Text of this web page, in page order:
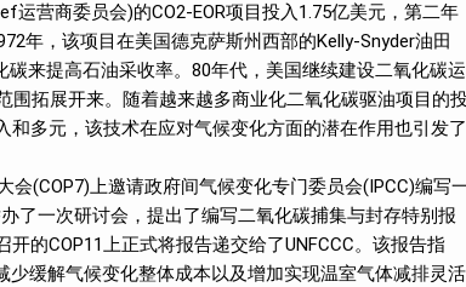
运营商委员会)的CO2-EOR项目投入1.75亿美元，第二年
年，该项目在美国德克萨斯州西部的Kelly-Snyder油田
来提高石油采收率。80年代，美国继续建设二氧化碳运
围拓展开来。随着越来越多商业化二氧化碳驱油项目的
多元，该技术在应对气候变化方面的潜在作用也引发了
(COP7)上邀请政府间气候变化专门委员会(IPCC)编写
了一次研讨会，提出了编写二氧化碳捕集与封存特别报
的COP11上正式将报告递交给了UNFCCC。该报告指
缓解气候变化整体成本以及增加实现温室气体减排灵活